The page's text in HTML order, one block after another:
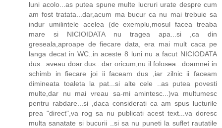
luni acolo...as putea spune multe lucruri urate despre cum
am fost tratata...dar,acum ma bucur ca nu mai trebuie sa
indur umilintele acelea (de exemplu,mosul facea treaba
mare si NICIOIDATA nu tragea apa...si ,ca din
greseala,aproape de fiecare data, era mai mult caca pe
langa decat in WC..in aceste 8 luni nu a facut NICIODATA
dus...aveau doar dus...dar oricum,nu il folosea...doamnei in
schimb in fiecare joi ii faceam dus ,iar zilnic ii faceam
dimineata toaleta la pat...si alte cele ..as putea povesti
multe,dar nu mai vreau sa-mi amintesc...)va multumesc
pentru rabdare...si ,daca considerati ca am spus lucturile
prea "direct",va rog sa nu publicati acest text...va doresc
multa sanatate si bucurii ..si sa nu puneti la suflet rautatile